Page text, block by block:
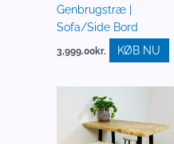
Genbrugstræ |
Sofa/Side Bord
3,999.00kr. KØB NU